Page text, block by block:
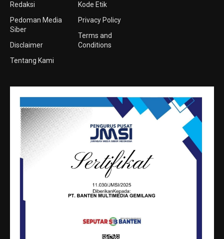
Redaksi
Pedoman Media
Siber
Disclaimer
Tentang Kami
Kode Etik
Privacy Policy
Terms and
Conditions